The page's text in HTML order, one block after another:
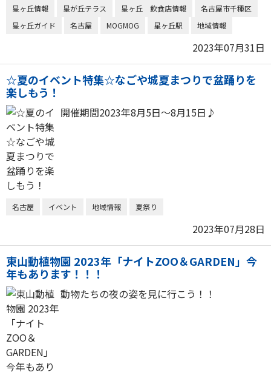
星ヶ丘情報 星が丘テラス 星ヶ丘 飲食店情報
名古屋市千種区
星ヶ丘ガイド
名古屋 MOGMOG 星ヶ丘駅 地域情報
2023年07月31日
☆夏のイベント特集☆なごや城夏まつりで盆踊りを
楽しもう！
開催期間2023年8月5日～8月15日♪
名古屋 イベント 地域情報 夏祭り
2023年07月28日
東山動植物園 2023年「ナイトZOO＆GARDEN」今
年もあります！！！
動物たちの夜の姿を見に行こう！！